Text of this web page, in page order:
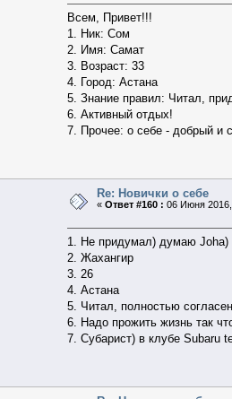
Всем, Привет!!!
1. Ник: Сом
2. Имя: Самат
3. Возраст: 33
4. Город: Астана
5. Знание правил: Читал,
6. Активный отдых!
7. Прочее: о себе - добрый и
Re: Новички о себе
« Ответ #160 : 06 Июня
1. Не придумал) думаю Joha)
2. Жахангир
3. 26
4. Астана
5. Читал, полностью согласен
6. Надо прожить жизнь так
7. Субарист) в клубе Subaru